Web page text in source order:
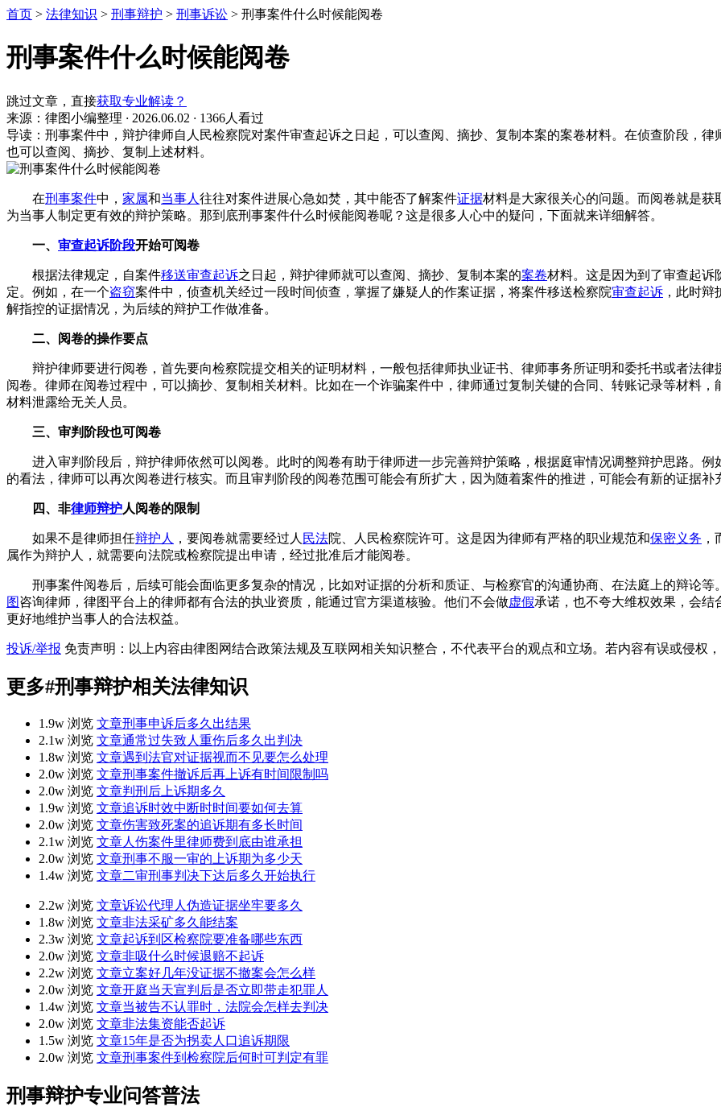
首页 > 法律知识 > 刑事辩护 > 刑事诉讼 > 刑事案件什么时候能阅卷
刑事案件什么时候能阅卷
跳过文章，直接获取专业解读？
来源：律图小编整理 · 2026.06.02 · 1366人看过
导读：刑事案件中，辩护律师自人民检察院对案件审查起诉之日起，可以查阅、摘抄、复制本案的案卷材料。在侦查阶段，
也可以查阅、摘抄、复制上述材料。
在刑事案件中， 家属和当事人 往往对案件进展心急如焚，其中能否了解案件证据材料是大家很关心的问题。而阅卷就是获
为当事人制定更有效的辩护策略。那到底刑事案件什么时候能阅卷呢？这是很多人心中的疑问，下面就来详细解答。
一、 审查起诉阶段开始可阅卷
根据法律规定，自案件移送审查起诉之日起，辩护律师就可以查阅、摘抄、复制本案的案卷材料。这是因为到了审查起诉
定。例如，在一个盗窃案件中，侦查机关经过一段时间侦查，掌握了嫌疑人的作案证据，将案件移送检察院审查起诉 ，此时
解指控的证据情况，为后续的辩护工作做准备。
二、阅卷的操作要点
辩护律师要进行阅卷，首先要向检察院提交相关的证明材料，一般包括律师执业证书、律师事务所证明和委托书或者法
阅卷。律师在阅卷过程中，可以摘抄、复制相关材料。比如在一个诈骗案件中，律师通过复制关键的合同、转账记录等材料
材料泄露给无关人员。
三、审判阶段也可阅卷
进入审判阶段后，辩护律师依然可以阅卷。此时的阅卷有助于律师进一步完善辩护策略，根据庭审情况调整辩护思路。
的看法，律师可以再次阅卷进行核实。而且审判阶段的阅卷范围可能会有所扩大，因为随着案件的推进，可能会有新的证据补
四、非律师辩护人阅卷的限制
如果不是律师担任辩护人 ，要阅卷就需要经过人 民法院、人民检察院许可。这是因为律师有严格的职业规范和保密义务
属作为辩护人，就需要向法院或检察院提出申请，经过批准后才能阅卷。
刑事案件阅卷后，后续可能会面临更多复杂的情况，比如对证据的分析和质证、与检察官的沟通协商、在法庭上的辩论
图咨询律师，律图平台上的律师都有合法的执业资质，能通过官方渠道核验。他们不会做虚假承诺，也不夸大维权效果，会结
更好地维护当事人的合法权益。
投诉/举报 免责声明：以上内容由律图网结合政策法规及互联网相关知识整合，不代表平台的观点和立场。若内容有误或侵权
更多#刑事辩护相关法律知识
1.9w 浏览 文章刑事申诉后多久出结果
2.1w 浏览 文章通常过失致人重伤后多久出判决
1.8w 浏览 文章遇到法官对证据视而不见要怎么处理
2.0w 浏览 文章刑事案件撤诉后再上诉有时间限制吗
2.0w 浏览 文章判刑后上诉期多久
1.9w 浏览 文章追诉时效中断时时间要如何去算
2.0w 浏览 文章伤害致死案的追诉期有多长时间
2.1w 浏览 文章人伤案件里律师费到底由谁承担
2.0w 浏览 文章刑事不服一审的上诉期为多少天
1.4w 浏览 文章二审刑事判决下达后多久开始执行
2.2w 浏览 文章诉讼代理人伪造证据坐牢要多久
1.8w 浏览 文章非法采矿多久能结案
2.3w 浏览 文章起诉到区检察院要准备哪些东西
2.0w 浏览 文章非吸什么时候退赔不起诉
2.2w 浏览 文章立案好几年没证据不撤案会怎么样
2.0w 浏览 文章开庭当天宣判后是否立即带走犯罪人
1.4w 浏览 文章当被告不认罪时，法院会怎样去判决
2.0w 浏览 文章非法集资能否起诉
1.5w 浏览 文章15年是否为拐卖人口追诉期限
2.0w 浏览 文章刑事案件到检察院后何时可判定有罪
刑事辩护专业问答普法